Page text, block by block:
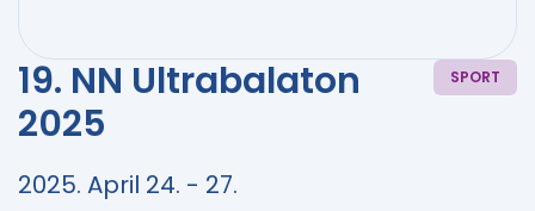
19. NN Ultrabalaton
2025
2025. April 24. - 27.
SPORT